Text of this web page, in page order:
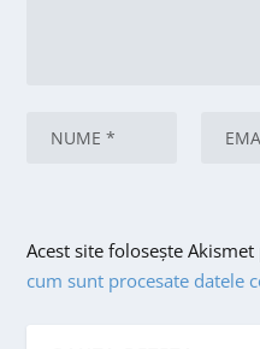
Acest site folosește
cum sunt procesate datele